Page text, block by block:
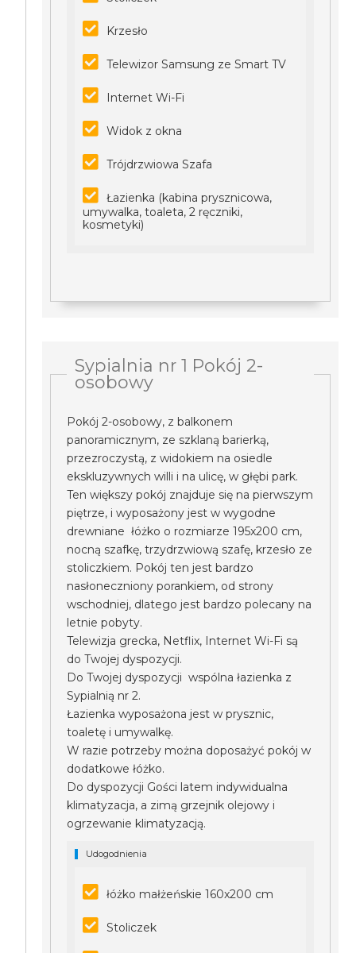
Krzesło
Telewizor Samsung ze Smart TV
Internet Wi-Fi
Widok z okna
Trójdrzwiowa Szafa
Łazienka (kabina prysznicowa,
umywalka, toaleta, 2 ręczniki,
kosmetyki)
Sypialnia nr 1 Pokój 2-
osobowy
Pokój 2-osobowy, z balkonem
panoramicznym, ze szklaną barierką,
przezroczystą, z widokiem na osiedle
ekskluzywnych willi i na ulicę, w głębi park.
Ten większy pokój znajduje się na pierwszym
piętrze, i wyposażony jest w wygodne
drewniane łóżko o rozmiarze 195x200 cm,
nocną szafkę, trzydrzwiową szafę, krzesło ze
stoliczkiem. Pokój ten jest bardzo
nasłoneczniony porankiem, od strony
wschodniej, dlatego jest bardzo polecany na
letnie pobyty.
Telewizja grecka, Netflix, Internet Wi-Fi są
do Twojej dyspozycji.
Do Twojej dyspozycji wspólna łazienka z
Sypialnią nr 2.
Łazienka wyposażona jest w prysznic,
toaletę i umywalkę.
W razie potrzeby można doposażyć pokój w
dodatkowe łóżko.
Do dyspozycji Gości latem indywidualna
klimatyzacja, a zimą grzejnik olejowy i
ogrzewanie klimatyzacją.
Udogodnienia
łóżko małżeńskie 160x200 cm
Stoliczek